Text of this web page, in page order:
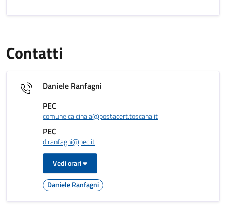
Contatti
Daniele Ranfagni
PEC
comune.calcinaia@postacert.toscana.it
PEC
d.ranfagni@pec.it
Vedi orari
Daniele Ranfagni